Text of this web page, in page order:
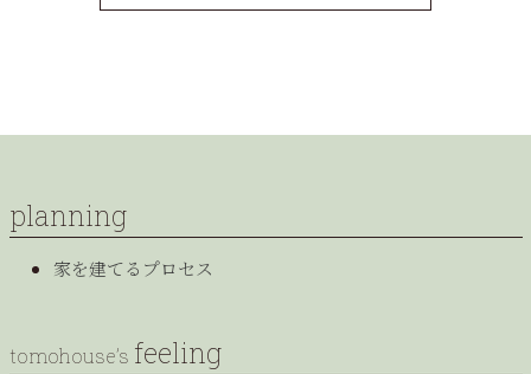
planning
家を建てるプロセス
tomohouse’s feeling